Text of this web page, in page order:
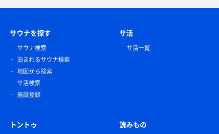
サウナを探す
サウナ検索
泊まれるサウナ検索
地図から検索
サ活検索
施設登録
サ活
サ活一覧
トントゥ 読みもの